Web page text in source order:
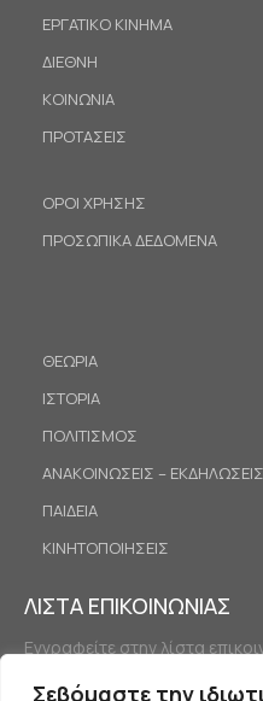
Σεβόμαστε την
ΕΡΓΑΤΙΚΟ ΚΙΝΗΜΑ
ΔΙΕΘΝΗ
ΚΟΙΝΩΝΙΑ
ΠΡΟΤΑΣΕΙΣ
ΟΡΟΙ ΧΡΗΣΗΣ
ΠΡΟΣΩΠΙΚΑ ΔΕΔΟΜΕΝΑ
ΘΕΩΡΙΑ
ΙΣΤΟΡΙΑ
ΠΟΛΙΤΙΣΜΟΣ
ΑΝΑΚΟΙΝΩΣΕΙΣ – ΕΚΔΗΛΩΣΕΙΣ
ΠΑΙΔΕΙΑ
ΚΙΝΗΤΟΠΟΙΗΣΕΙΣ
ΛΙΣΤΑ ΕΠΙΚΟΙΝΩΝΙΑΣ
Εγγραφείτε στην λίστα